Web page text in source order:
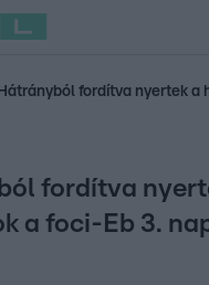
Híradó
Most
fordítva
a foci-Eb 3.